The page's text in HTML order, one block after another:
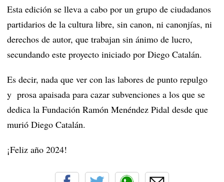
Esta edición se lleva a cabo por un grupo de ciudadanos
partidarios de la cultura libre, sin canon, ni canonjías, ni
derechos de autor, que trabajan sin ánimo de lucro,
secundando este proyecto iniciado por Diego Catalán.
Es decir, nada que ver con las labores de punto repulgo
y prosa apaisada para cazar subvenciones a los que se
dedica la Fundación Ramón Menéndez Pidal desde que
murió Diego Catalán.
¡Feliz año 2024!